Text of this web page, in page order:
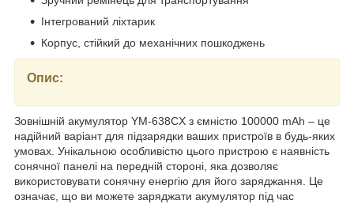
Інтегрований ліхтарик
Корпус, стійкий до механічних пошкоджень
Опис:
Зовнішній акумулятор YM-638CX з ємністю 100000 mAh – це
надійний варіант для підзарядки ваших пристроїв в будь-яких
умовах. Унікальною особливістю цього пристрою є наявність
сонячної панелі на передній стороні, яка дозволяє
використовувати сонячну енергію для його заряджання. Це
означає, що ви можете заряджати акумулятор під час